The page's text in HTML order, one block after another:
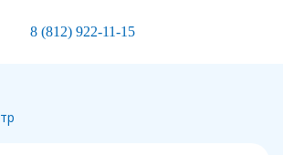
8 (812) 922-11-15